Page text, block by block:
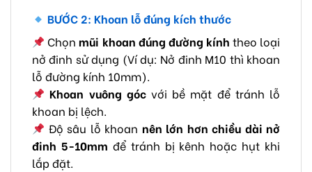
BƯỚC 2: Khoan lỗ đúng kích thước
Chọnmũi khoan đúng đường kính theo loại
nở đinh sử dụng (Ví dụ: Nở đinh M10 thì khoan
lỗ đường kính 10mm).
Khoan vuông gócvới bề mặt để tránh lỗ
khoan bị lệch.
Độ sâu lỗ khoan nên lớn hơn chiều dài nở
đinh 5-10mm để tránh bị kênh hoặc hụt khi
lắp đặt.